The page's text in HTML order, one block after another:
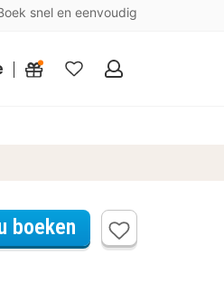
snel en eenvoudig
Mijn
boeken